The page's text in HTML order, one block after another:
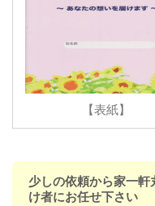
【表紙】
少しの依頼から家一
け者にお任せ下さい